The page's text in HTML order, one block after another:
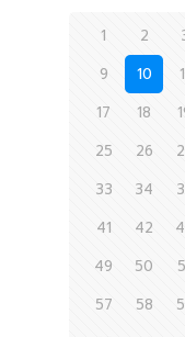
1 2
9
10
17
18
25
26
33
34
41
42
49
50
57
58